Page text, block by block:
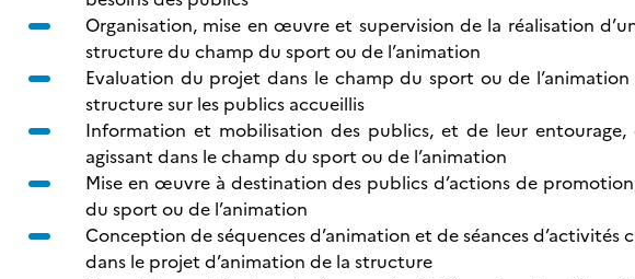
Organisation, mise en œuvre et supervision de la réalisation
structure du champ du sport ou de l’animation
Evaluation du projet dans le champ du sport ou de
structure sur les publics accueillis
Information et mobilisation des publics, et de leur
agissant dans le champ du sport ou de l’animation
Mise en œuvre à destination des publics d’actions de
du sport ou de l’animation
Conception de séquences d’animation et de séances d’activités
dans le projet d’animation de la structure